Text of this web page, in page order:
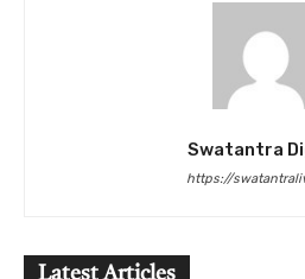
Swatantra
https://
Latest Articles